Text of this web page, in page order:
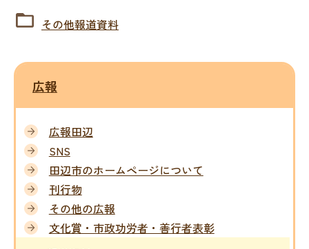
その他報道資料
広報
広報田辺
SNS
田辺市のホームページについて
刊行物
その他の広報
文化賞・市政功労者・善行者表彰